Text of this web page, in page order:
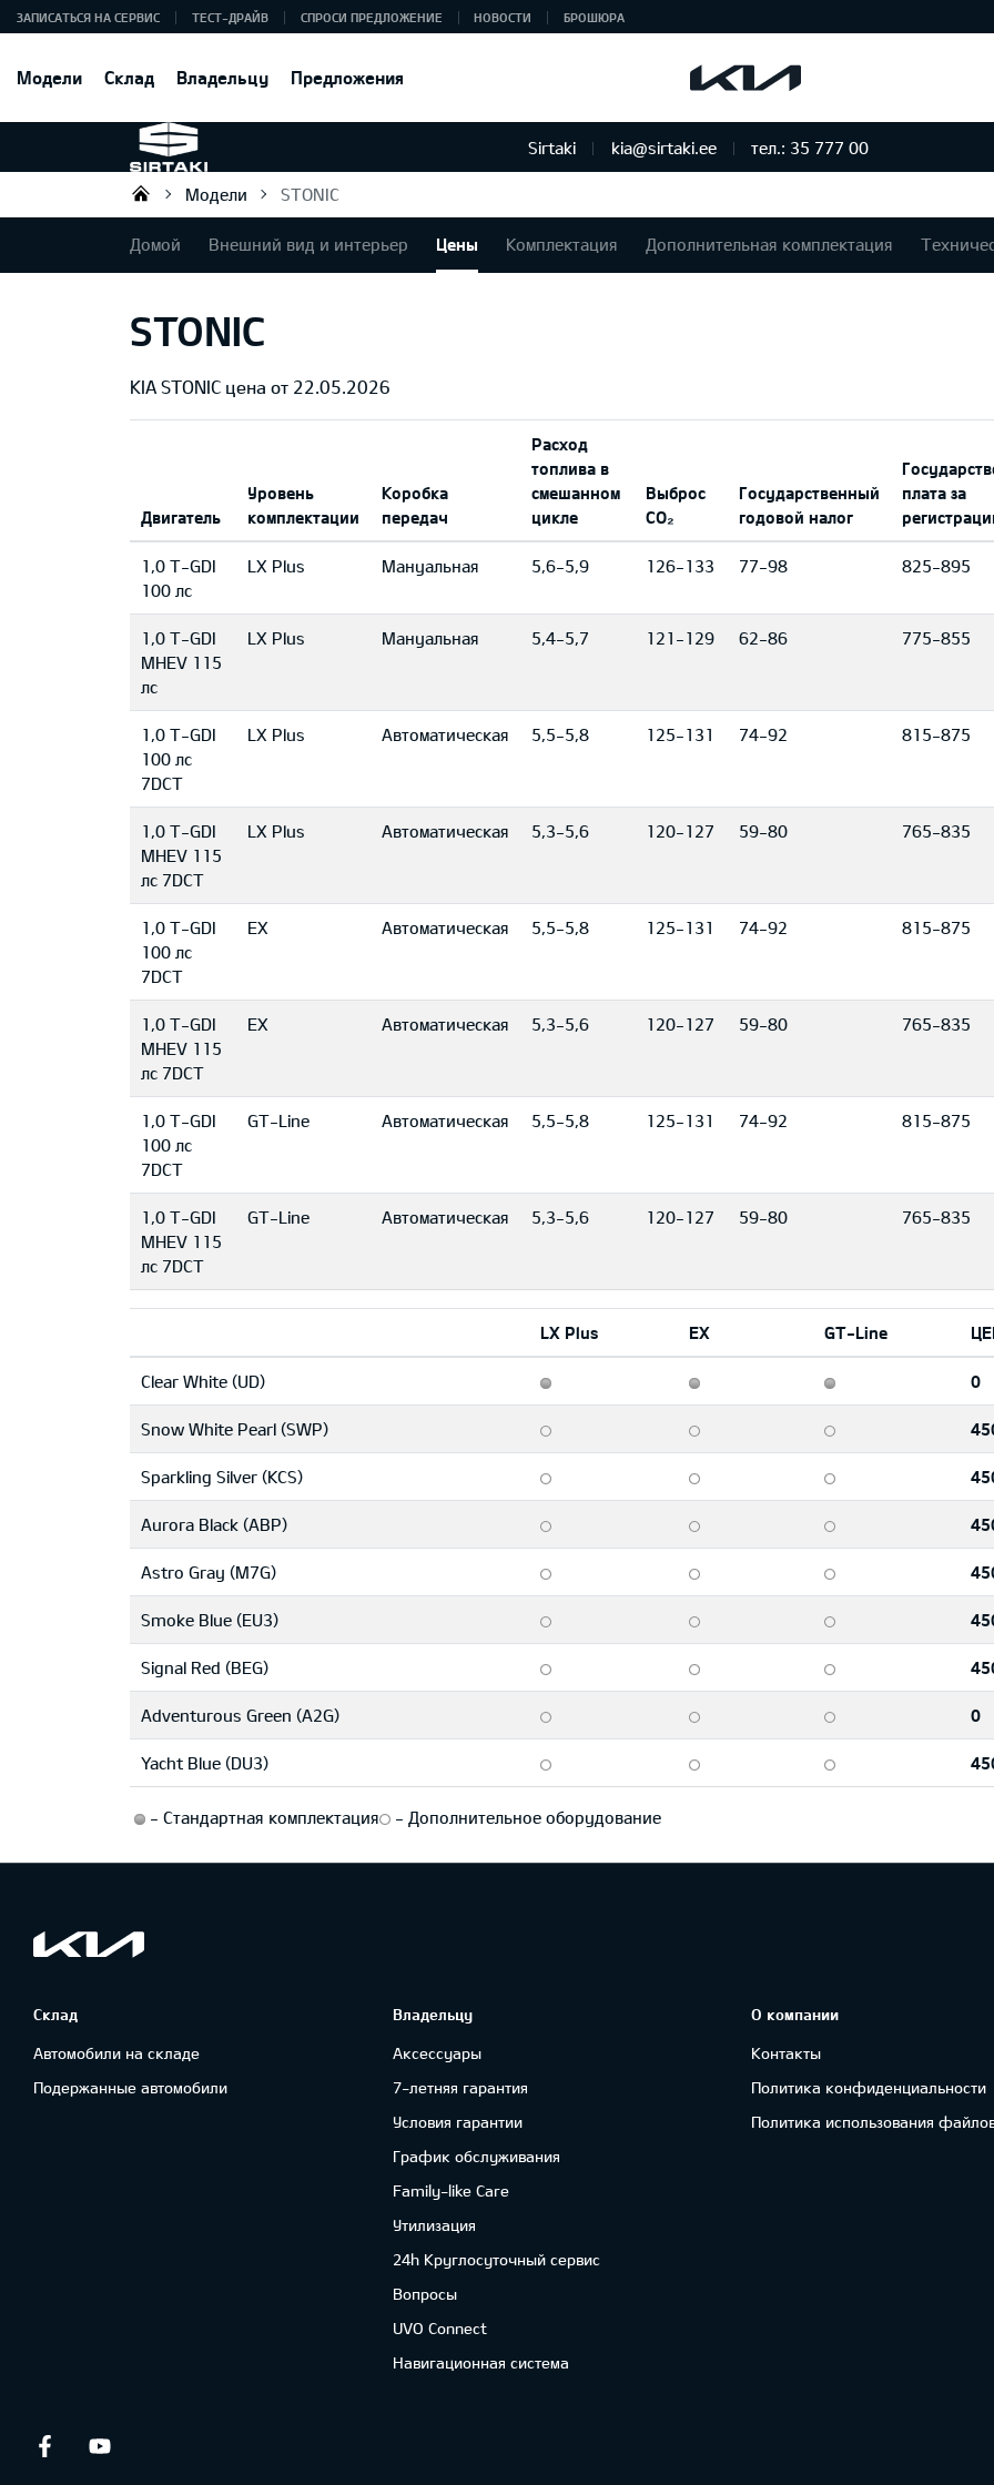
Модели Склад Владельцу Предложения
ЗАПИСАТЬСЯ НА СЕРВИС ТЕСТ-ДРАЙВ СПРОСИ ПРЕДЛОЖЕНИЕ НОВОСТИ БРОШЮРА
Sirtaki kia@sirtaki.ee тел.: 35 777 00
Sirtaki OÜ
Модели STONIC
Домой Внешний вид и интерьер Цены Комплектация Дополнительная комплектация
STONIC
KIA STONIC цена от 22.05.2026
Двигатель
Уровень
комплектации
Коробка
передач
Расход
топлива в
смешанном
цикле
Выброс
CO₂
Государственный
годовой налог
плата за
1,0 T-GDI
100 лс
LX Plus Mануальная 5,6-5,9 126-133 77-98 825-895
1,0 T-GDI
MHEV 115
лс
LX Plus Mануальная 5,4-5,7 121-129 62-86 775-855
1,0 T-GDI
100 лс
7DCT
LX Plus Автоматическая 5,5-5,8 125-131 74-92 815-875
1,0 T-GDI
MHEV 115
лс 7DCT
LX Plus Автоматическая 5,3-5,6 120-127 59-80 765-835
1,0 T-GDI
100 лс
7DCT
EX Автоматическая 5,5-5,8 125-131 74-92 815-875
1,0 T-GDI
MHEV 115
лс 7DCT
EX Автоматическая 5,3-5,6 120-127 59-80 765-835
1,0 T-GDI
100 лс
7DCT
GT-Line Автоматическая 5,5-5,8 125-131 74-92 815-875
1,0 T-GDI
MHEV 115
лс 7DCT
GT-Line Автоматическая 5,3-5,6 120-127 59-80 765-835
LX Plus EX GT-Line
Clear White (UD) 0
Snow White Pearl (SWP)
Sparkling Silver (KCS)
Aurora Black (ABP)
Astro Gray (M7G)
Smoke Blue (EU3)
Signal Red (BEG)
Adventurous Green (A2G) 0
Yacht Blue (DU3)
- Стандартная комплектация - Дополнительное оборудование
Склад
Автомобили на складе
Подержанные автомобили
Владельцу
Аксессуары
7-летняя гарантия
Условия гарантии
График обслуживания
Family-like Care
Утилизация
24h Круглосуточный сервис
Вопросы
UVO Connect
Навигационная система
О компании
Контакты
Политика конфиденциальности
Политика использования
Facebook